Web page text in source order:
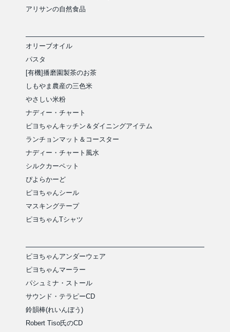
アリサンの自然食品
オリーブオイル
パスタ
[有機]播磨園製茶のお茶
しもやま農産の三色米
やさしい米粉
ナディー・チャート
ピヨちゃんキッチン＆ダイニングアイテム
ランチョンマット＆コースター
ナディー・チャート風水
シルクカーペット
ぴよらかーど
ピヨちゃんシール
マスキングテープ
ピヨちゃんTシャツ
ピヨちゃんアンダーウェア
ピヨちゃんマーラー
パシュミナ・ストール
サウンド・テラピーCD
鈴韻棒(れいんぼう)
Robert Tiso氏のCD